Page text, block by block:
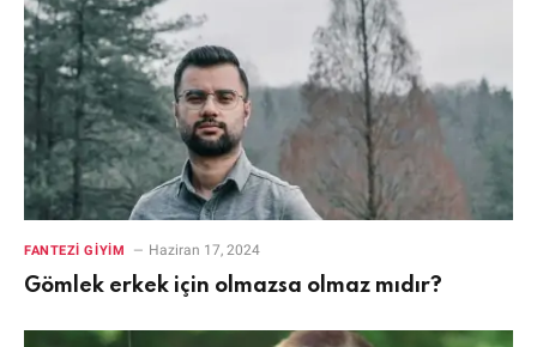
FANTEZI GIYIM Haziran 17, 2024
Gömlek erkek için olmazsa olmaz mıdır?